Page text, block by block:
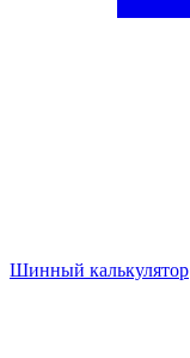
Шинный калькулятор